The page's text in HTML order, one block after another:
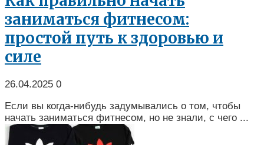
заниматься фитнесом:
простой путь к здоровью и
силе
26.04.2025 0
Если вы когда-нибудь задумывались о том, чтобы
начать заниматься фитнесом, но не знали, с чего ...